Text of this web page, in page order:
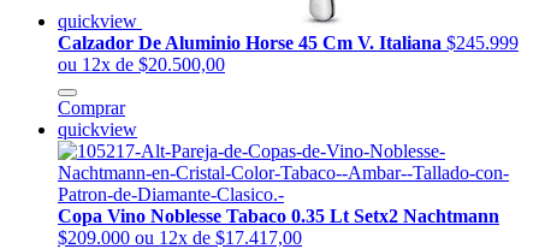
quickview
Calzador De Aluminio Horse 45 Cm V. Italiana $245.999
ou 12x de $20.500,00
Comprar
quickview
Copa Vino Noblesse Tabaco 0.35 Lt Setx2 Nachtmann
$209.000 ou 12x de $17.417,00